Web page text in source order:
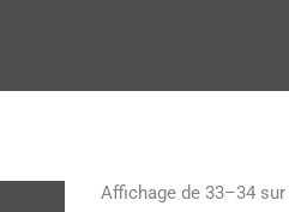
Affichage de 33–34